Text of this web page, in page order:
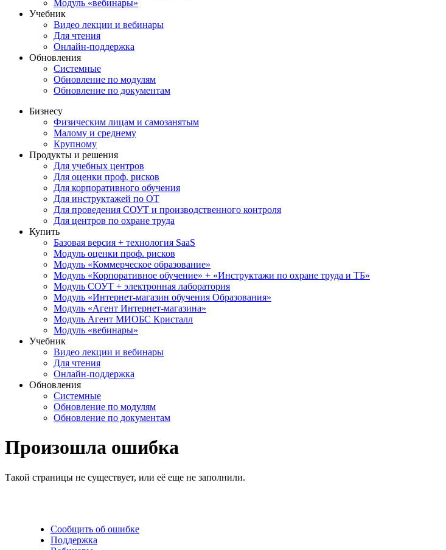
Модуль «вебинары»
Учебник
Видео лекции и вебинары
Для чтения
Онлайн-поддержка
Обновления
Системные
Обновление по модулям
Обновление по документам
Бизнесу
Физическим лицам и самозанятым
Малому и среднему
Крупному
Продукты и решения
Для учебных центров
Для оценки проф. рисков
Для корпоративного обучения
Для инструктажей по ОТ
Для проведения СОУТ и производственного контроля
Для центров по охране труда
Купить
Базовая версия + технология SaaS
Модуль оценки проф. рисков
Модуль «Коммерческое образование»
Модуль «Корпоративное обучение» + «Инструктажи по охране труда и ТБ»
Модуль СОУТ + электронная лаборатория
Модуль «Интернет-магазин обучения Образования»
Модуль «Агент Интернет-магазина»
Модуль Агент МИОБС Кристалл
Модуль «вебинары»
Учебник
Видео лекции и вебинары
Для чтения
Онлайн-поддержка
Обновления
Системные
Обновление по модулям
Обновление по документам
Произошла ошибка
Такой страницы не существует, или её еще не заполнили.
Сообщить об ошибке
Поддержка